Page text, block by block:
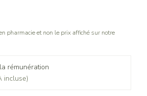
pharmacie et non le prix affiché sur notre
rémunération
incluse)